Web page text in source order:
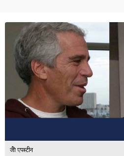
जेफ्री एपस्टीन